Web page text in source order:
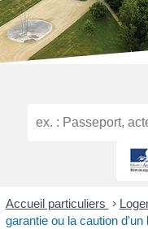
Accueil particuliers >
garantie ou la caution d'un